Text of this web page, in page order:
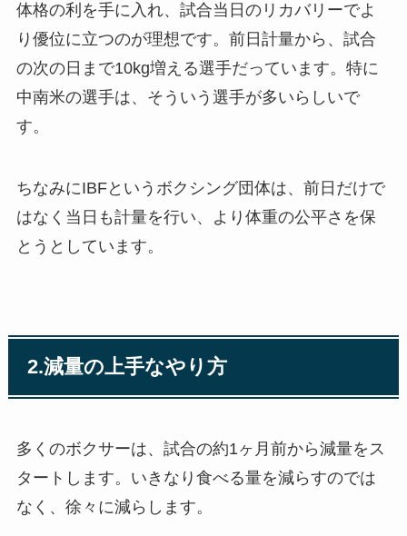
体格の利を手に入れ、試合当日のリカバリーでよ
り優位に立つのが理想です。前日計量から、試合
の次の日まで10kg増える選手だっています。特に
中南米の選手は、そういう選手が多いらしいで
す。
ちなみにIBFというボクシング団体は、前日だけで
はなく当日も計量を行い、より体重の公平さを保
とうとしています。
2.減量の上手なやり方
多くのボクサーは、試合の約1ヶ月前から減量をス
タートします。いきなり食べる量を減らすのでは
なく、徐々に減らします。